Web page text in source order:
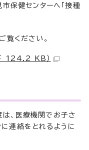
保健センターへ「接種
覧ください。
124.2 KB）
、医療機関でお子さ
連絡をとれるように